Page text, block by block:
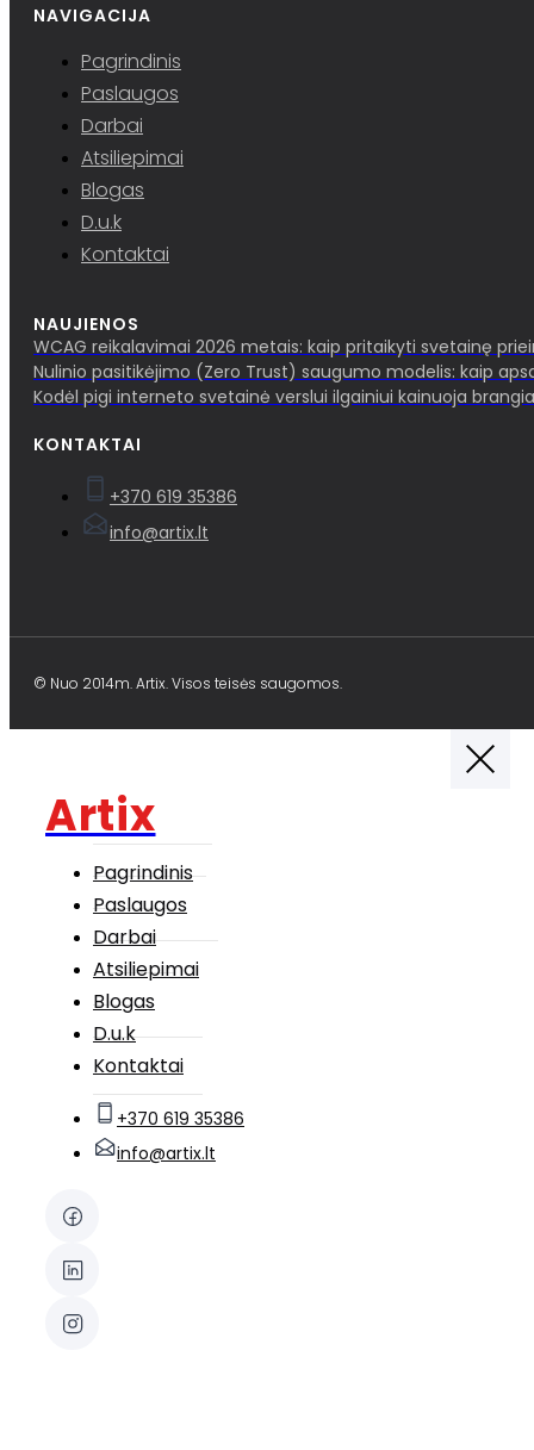
NAVIGACIJA
Pagrindinis
Paslaugos
Darbai
Atsiliepimai
Blogas
D.u.k
Kontaktai
NAUJIENOS
WCAG reikalavimai 2026 metais: kaip pritaikyti svetainę
Nulinio pasitikėjimo (Zero Trust) saugumo modelis: kaip
Kodėl pigi interneto svetainė verslui ilgainiui kainuoja
KONTAKTAI
+370 619 35386
info@artix.lt
© Nuo 2014m. Artix. Visos teisės saugomos.
Artix
Pagrindinis
Paslaugos
Darbai
Atsiliepimai
Blogas
D.u.k
Kontaktai
+370 619 35386
info@artix.lt